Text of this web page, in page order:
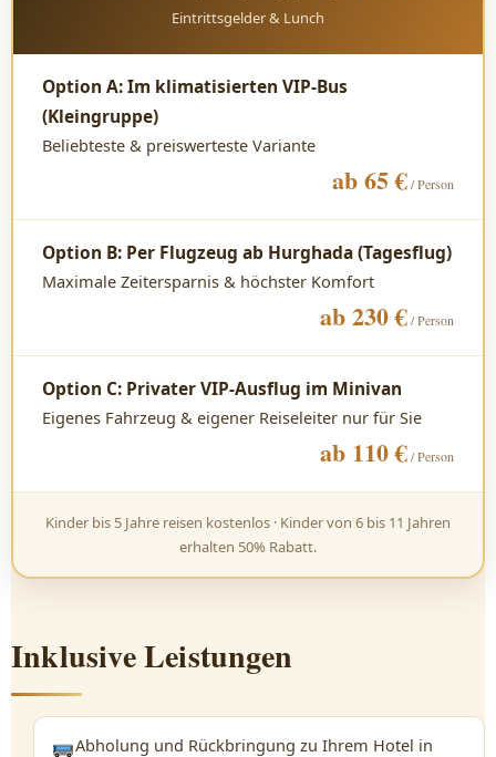
Eintrittsgelder & Lunch
Option A: Im klimatisierten VIP-Bus
(Kleingruppe)
Beliebteste & preiswerteste Variante
ab 65 €/ Person
Option B: Per Flugzeug ab Hurghada (Tagesflug)
Maximale Zeitersparnis & höchster Komfort
ab 230 €/ Person
Option C: Privater VIP-Ausflug im Minivan
Eigenes Fahrzeug & eigener Reiseleiter nur für Sie
ab 110 €/ Person
Kinder bis 5 Jahre reisen kostenlos · Kinder von 6 bis 11 Jahren
erhalten 50% Rabatt.
Inklusive Leistungen
Abholung und Rückbringung zu Ihrem Hotel in